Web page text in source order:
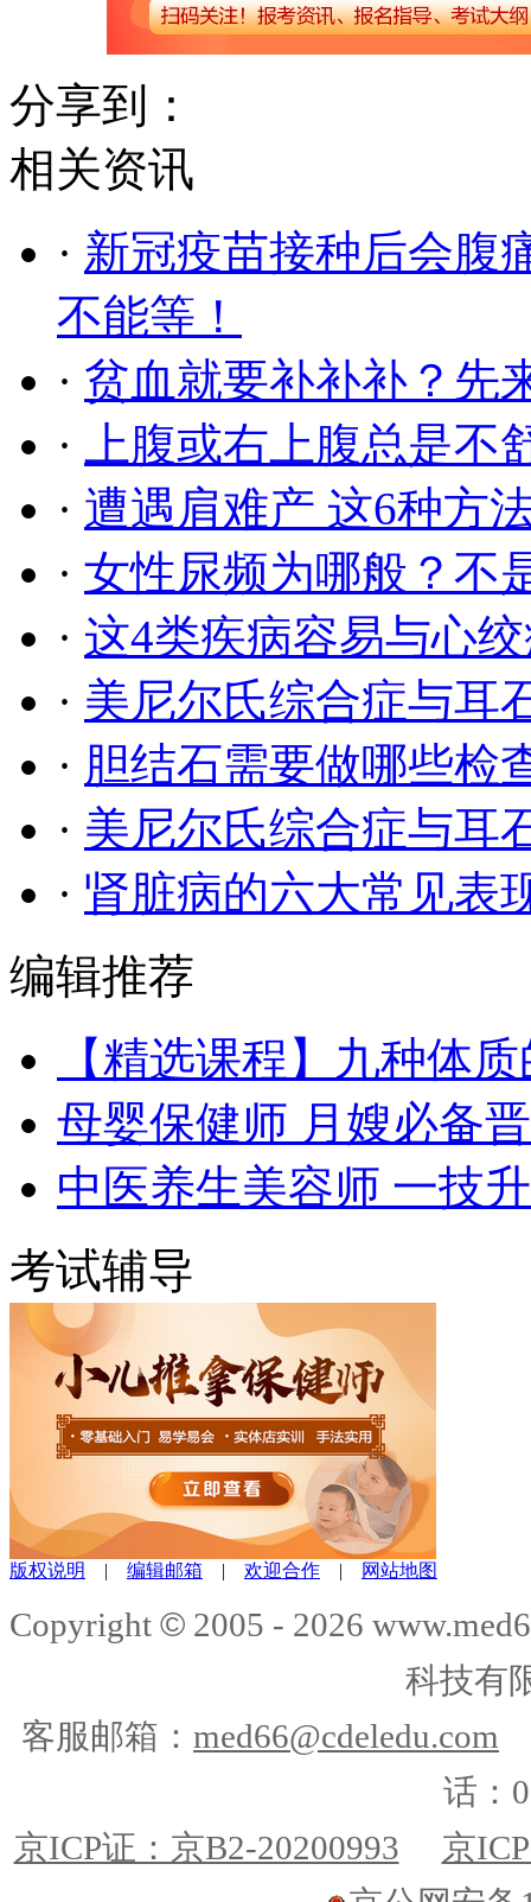
分享到：
相关资讯
· 新冠疫苗接种后会腹
不能等！
· 贫血就要补补补？先
·
上腹或右上腹总是
· 遭遇肩难产 这6种方
· 女性尿频为哪般？不
· 这4类疾病容易与心
· 美尼尔氏综合症与耳
· 胆结石需要做哪些检
· 美尼尔氏综合症与耳
· 肾脏病的六大常见表
编辑推荐
【精选课程】九种体
母婴保健师 月嫂必备
中医养生美容师 一技
考试辅导
版权说明 | 编辑邮箱 | 欢迎合作 | 网站地图
Copyright © 2005 - 2026
科技有
客服邮箱： med66@cdeledu.com
话：
京ICP证：京B2-20200993
京